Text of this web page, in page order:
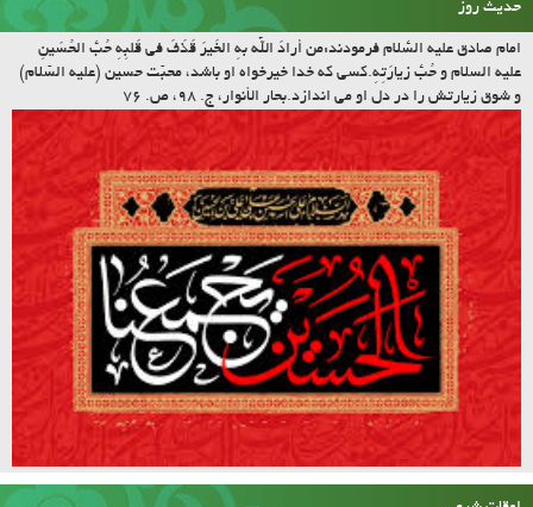
سخن بزرگان
جنگ تحمیلی را دشمن برای خاموش کردن انقلاب به راه انداخت، اما همین جنگ تحمیلی
باعث شعله‌ورتر شدن نیروی انقلاب و روحیه‌ی انقلاب شد
(مقام معظم رهبری)
حدیث روز
امام صادق علیه السّلام فرمودند:مَن أرادَ اللّه بِهِ الخَیرَ قَذَفَ فی قَلبِهِ حُبَّ الحُسَینِ
علیه السلام و حُبَّ زیارَتِهِ.کسى که خدا خیرخواه او باشد، محبّت حسین (علیه السّلام)
و شوق زیارتش را در دل او مى اندازد.بحار الأنوار، ج. ۹۸، ص. ۷۶